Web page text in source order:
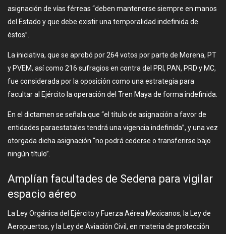
asignación de vías férreas “deben mantenerse siempre en manos
del Estado y que debe existir una temporalidad indefinida de
éstos”.
La iniciativa, que se aprobó por 264 votos por parte de Morena, PT
y PVEM, así como 216 sufragios en contra del PRI, PAN, PRD y MC,
fue considerada por la oposición como una estrategia para
facultar al Ejército la operación del Tren Maya de forma indefinida.
En el dictamen se señala que “el título de asignación a favor de
entidades paraestatales tendrá una vigencia indefinida”, y una vez
otorgada dicha asignación “no podrá cederse o transferirse bajo
ningún título”.
Amplían facultades de Sedena para vigilar
espacio aéreo
La Ley Orgánica del Ejército y Fuerza Aérea Mexicanos, la Ley de
Aeropuertos, y la Ley de Aviación Civil, en materia de protección